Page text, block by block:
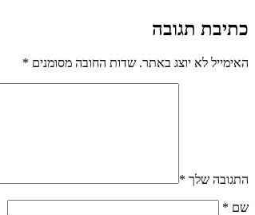
כתיבת תגובה
האימייל לא יוצג באתר. שדות החובה מסומנים *
התגובה שלך *
שם *